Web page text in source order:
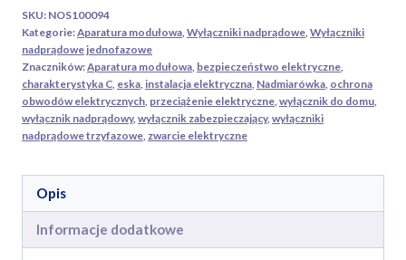
SKU: NOS100094
Kategorie:Aparatura modułowa Wyłączniki nadprądowe Wyłączniki
nadprądowe jednofazowe
Znaczników:Aparatura modułowa bezpieczeństwo elektryczne
charakterystyka C eska instalacja elektryczna Nadmiarówka ochrona
obwodów elektrycznych przeciążenie elektryczne wyłącznik do domu
wyłącznik nadprądowy, wyłącznik zabezpieczający, wyłączniki
nadprądowe trzyfazowe zwarcie elektryczne
Opis
Informacje dodatkowe